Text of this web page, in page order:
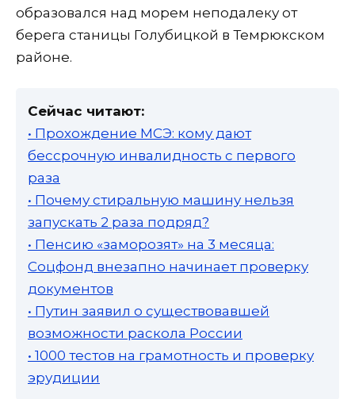
образовался над морем неподалеку от
берега станицы Голубицкой в Темрюкском
районе.
Сейчас читают:
• Прохождение МСЭ: кому дают
бессрочную инвалидность с первого
раза
• Почему стиральную машину нельзя
запускать 2 раза подряд?
• Пенсию «заморозят» на 3 месяца:
Соцфонд внезапно начинает проверку
документов
• Путин заявил о существовавшей
возможности раскола России
• 1000 тестов на грамотность и проверку
эрудиции